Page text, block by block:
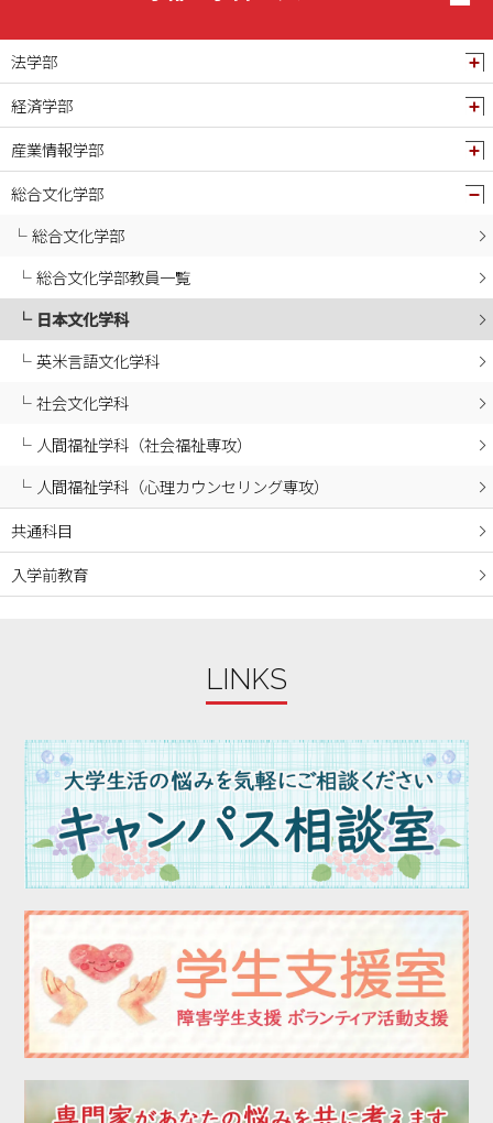
2024年12月
2024年11月
2024年10月
2024年09月
2024年08月
2024年05月
2024年04月
2024年03月
2024年02月
2023年12月
2023年11月
2023年10月
2023年09月
2023年08月
2023年03月
2023年02月
2023年01月
2022年12月
2022年09月
2022年08月
2022年05月
法学部
経済学部
産業情報学部
総合文化学部
総合文化学部
総合文化学部教員一覧
日本文化学科
英米言語文化学科
社会文化学科
人間福祉学科（社会福祉専攻）
人間福祉学科（心理カウンセリング専攻）
共通科目
入学前教育
LINKS